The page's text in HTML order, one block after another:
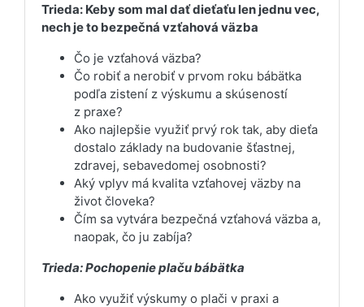
Trieda: Keby som mal dať dieťaťu len jednu vec,
nech je to bezpečná vzťahová väzba
Čo je vzťahová väzba?
Čo robiť a nerobiť v prvom roku bábätka
podľa zistení z výskumu a skúseností
z praxe?
Ako najlepšie využiť prvý rok tak, aby dieťa
dostalo základy na budovanie šťastnej,
zdravej, sebavedomej osobnosti?
Aký vplyv má kvalita vzťahovej väzby na
život človeka?
Čím sa vytvára bezpečná vzťahová väzba a,
naopak, čo ju zabíja?
Trieda: Pochopenie plaču bábätka
Ako využiť výskumy o plači v praxi a